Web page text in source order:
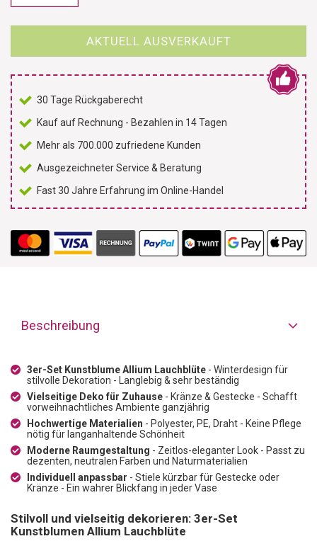
AKTUELL AUSVERKAUFT
30 Tage Rückgaberecht
Kauf auf Rechnung - Bezahlen in 14 Tagen
Mehr als 700.000 zufriedene Kunden
Ausgezeichneter Service & Beratung
Fast 30 Jahre Erfahrung im Online-Handel
Beschreibung
3er-Set Kunstblume Allium Lauchblüte - Winterdesign für
stilvolle Dekoration - Langlebig & sehr beständig
Vielseitige Deko für Zuhause - Kränze & Gestecke - Schafft
vorweihnachtliches Ambiente ganzjährig
Hochwertige Materialien - Polyester, PE, Draht - Keine Pflege
nötig für langanhaltende Schönheit
Moderne Raumgestaltung - Zeitlos-eleganter Look - Passt zu
dezenten, neutralen Farben und Naturmaterialien
Individuell anpassbar - Stiele kürzbar für Gestecke oder
Kränze - Ein wahrer Blickfang in jeder Vase
Stilvoll und vielseitig dekorieren: 3er-Set
Kunstblumen Allium Lauchblüte